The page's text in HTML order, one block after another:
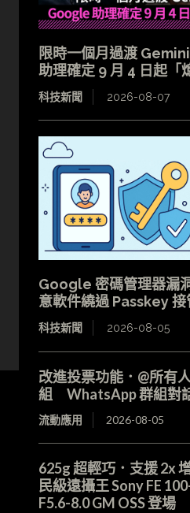
限時一個月過渡
助理確定 9 月 4 日起「
科技新聞 2026-08-07
Google 密碼管理器漏
意軟件繞過 Passkey 接
科技新聞 2026-08-05
改進投票功能．@所有
組 WhatsApp 群組對
流動應用 2026-08-05
625g 超輕巧．支援 2x
民級遠攝王 Sony FE
F5.6-8.0 GM OSS 登場